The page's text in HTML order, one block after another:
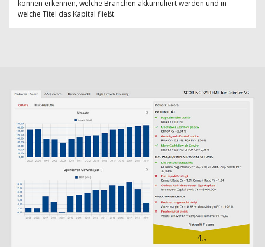
können erkennen, welche Branchen akkumuliert werden und in
welche Titel das Kapital fließt.